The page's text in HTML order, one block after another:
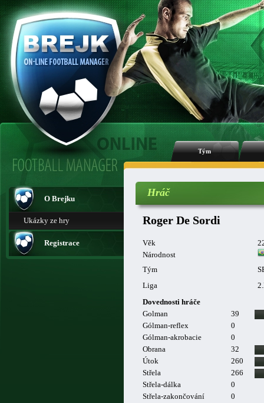
Tým
O Brejku
Ukázky ze hry
Registrace
Hráč
Roger De Sordi
Věk
Národnost
Tým
Liga
Dovednosti hráče
Golman
39
Gólman-reflex
0
Gólman-akrobacie
0
Obrana
32
Útok
260
Střela
266
Střela-dálka
0
Střela-zakončování
0